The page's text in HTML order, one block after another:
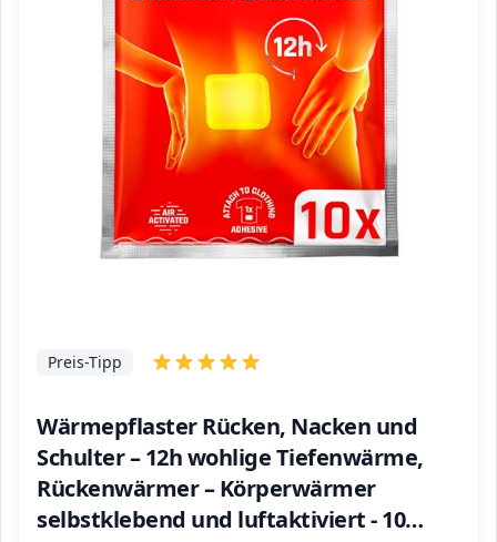
Wärmepflaster Rücken, Nacken und
Schulter – 12h wohlige Tiefenwärme,
Rückenwärmer – Körperwärmer
selbstklebend und luftaktiviert - 10
Preis-Tipp